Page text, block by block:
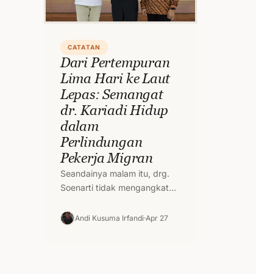
CATATAN
Dari Pertempuran
Lima Hari ke Laut
Lepas: Semangat
dr. Kariadi Hidup
dalam
Perlindungan
Pekerja Migran
Seandainya malam itu, drg.
Soenarti tidak mengangkat
Purusara. Mungkin nyawa dr.
Andi Kusuma Irfandi Apr 27